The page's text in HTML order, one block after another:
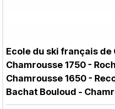
Ecole du ski français de
Chamrousse 1750 -
Chamrousse 1650 -
Bachat Bouloud -